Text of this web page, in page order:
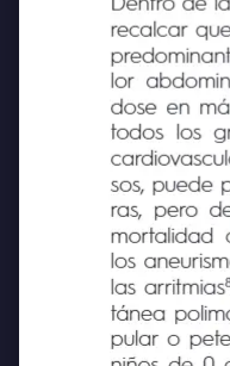
Dentro de
recalcar
lor
dose en
todos los
sos, puede
ras, pero
mortalidad
los
las arritmias
8
tánea
pular o